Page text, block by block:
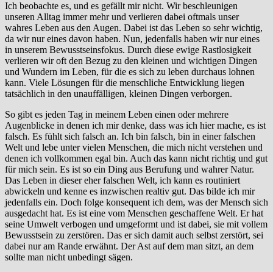
Ich beobachte es, und es gefällt mir nicht. Wir beschleunigen
unseren Alltag immer mehr und verlieren dabei oftmals unser
wahres Leben aus den Augen. Dabei ist das Leben so sehr wichtig,
da wir nur eines davon haben. Nun, jedenfalls haben wir nur eines
in unserem Bewusstseinsfokus. Durch diese ewige Rastlosigkeit
verlieren wir oft den Bezug zu den kleinen und wichtigen Dingen
und Wundern im Leben, für die es sich zu leben durchaus lohnen
kann. Viele Lösungen für die menschliche Entwicklung liegen
tatsächlich in den unauffälligen, kleinen Dingen verborgen.
So gibt es jeden Tag in meinem Leben einen oder mehrere
Augenblicke in denen ich mir denke, dass was ich hier mache, es ist
falsch. Es fühlt sich falsch an. Ich bin falsch, bin in einer falschen
Welt und lebe unter vielen Menschen, die mich nicht verstehen und
denen ich vollkommen egal bin. Auch das kann nicht richtig und gut
für mich sein. Es ist so ein Ding aus Berufung und wahrer Natur.
Das Leben in dieser eher falschen Welt, ich kann es routiniert
abwickeln und kenne es inzwischen realtiv gut. Das bilde ich mir
jedenfalls ein. Doch folge konsequent ich dem, was der Mensch sich
ausgedacht hat. Es ist eine vom Menschen geschaffene Welt. Er hat
seine Umwelt verbogen und umgeformt und ist dabei, sie mit vollem
Bewusstsein zu zerstören. Das er sich damit auch selbst zerstört, sei
dabei nur am Rande erwähnt. Der Ast auf dem man sitzt, an dem
sollte man nicht unbedingt sägen.